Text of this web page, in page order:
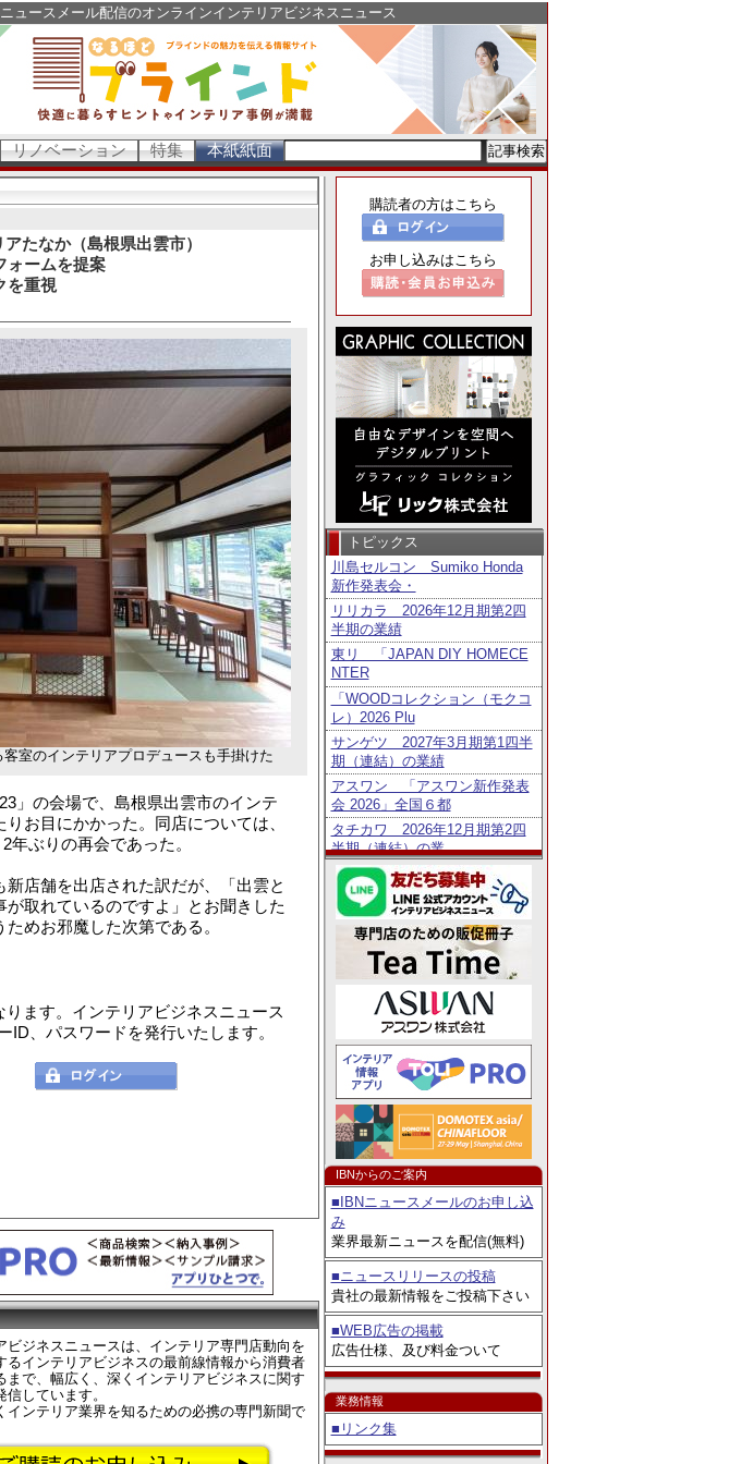
ュースメール配信のオンラインインテリアビジネスニュース
リノベーション 特集 本紙紙面
たなか（島根県出雲市）
ォームを提案
を重視
室のインテリアプロデュースも手掛けた
」の会場で、島根県出雲市のインテ
お目にかかった。同店については、
年ぶりの再会であった。
店舗を出店された訳だが、「出雲と
取れているのですよ」とお聞きした
めお邪魔した次第である。
ます。インテリアビジネスニュース
ID、パスワードを発行いたします。
ビジネスニュースは、インテリア専門店動向を
るインテリアビジネスの最前線情報から消費者
まで、幅広く、深くインテリアビジネスに関す
信しています。
インテリア業界を知るための必携の専門新聞で
購読者の方はこちら
お申し込みはこちら
トピックス
川島セルコン Sumiko Honda
新作発表会・
リリカラ 2026年12月期第2四
半期の業績
東リ 「JAPAN DIY HOMECE
NTER
「WOODコレクション（モクコ
レ）2026 Plu
サンゲツ 2027年3月期第1四半
期（連結）の業績
アスワン 「アスワン新作発表
会 2026」全国６都
タチカワ 2026年12月期第2四
半期（連結）の業
トーソー 2027年3月期第1四半
期（連結）の業績
鹿田産業 「Homo Faber Guid
e」に日
タチカワ 「日経・東証ＩＲフ
ェア2026」出展
IBNからのご案内
■IBNニュースメールのお申し込
み
業界最新ニュースを配信(無料)
■ニュースリリースの投稿
貴社の最新情報をご投稿下さい
■WEB広告の掲載
広告仕様、及び料金ついて
業務情報
■リンク集